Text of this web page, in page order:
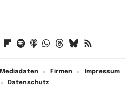
Mediadaten Firmen
Impressum
Datenschutz